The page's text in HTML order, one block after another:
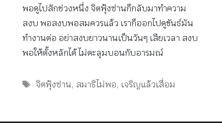
พอดูไปสักช่วงหนึ่ง จิตฟุ้งซ่านก็กลับมาทำความ
สงบ พอสงบพอสมควรแล้ว เราก็ออกไปดูขันธ์มัน
ทำงานต่อ อย่าสงบยาวนานเป็นวันๆ เสียเวลา สงบ
พอให้ตั้งหลักได้ ไม่ตะลุมบอนกับอารมณ์
Tags
จิตฟุ้งซ่าน, สมาธิไม่พอ, เจริญแล้วเสื่อม